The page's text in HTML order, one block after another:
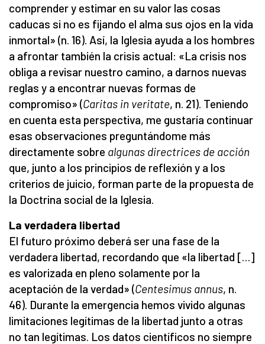
comprender y estimar en su valor las cosas
caducas si no es fijando el alma sus ojos en la vida
inmortal» (n. 16). Así, la Iglesia ayuda a los hombres
a afrontar también la crisis actual: «La crisis nos
obliga a revisar nuestro camino, a darnos nuevas
reglas y a encontrar nuevas formas de
compromiso» (Caritas in veritate, n. 21). Teniendo
en cuenta esta perspectiva, me gustaría continuar
esas observaciones preguntándome más
directamente sobre algunas directrices de acción
que, junto a los principios de reflexión y a los
criterios de juicio, forman parte de la propuesta de
la Doctrina social de la Iglesia.
La verdadera libertad
El futuro próximo deberá ser una fase de la
verdadera libertad, recordando que «la libertad […]
es valorizada en pleno solamente por la
aceptación de la verdad» (Centesimus annus, n.
46). Durante la emergencia hemos vivido algunas
limitaciones legítimas de la libertad junto a otras
no tan legítimas. Los datos científicos no siempre